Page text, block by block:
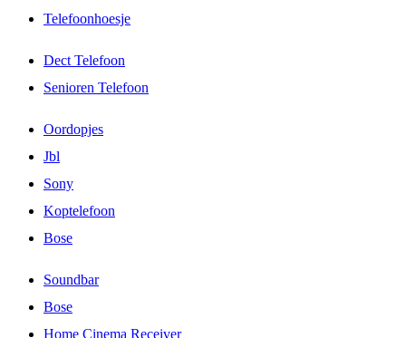
Telefoonhoesje
Dect Telefoon
Senioren Telefoon
Oordopjes
Jbl
Sony
Koptelefoon
Bose
Soundbar
Bose
Home Cinema Receiver